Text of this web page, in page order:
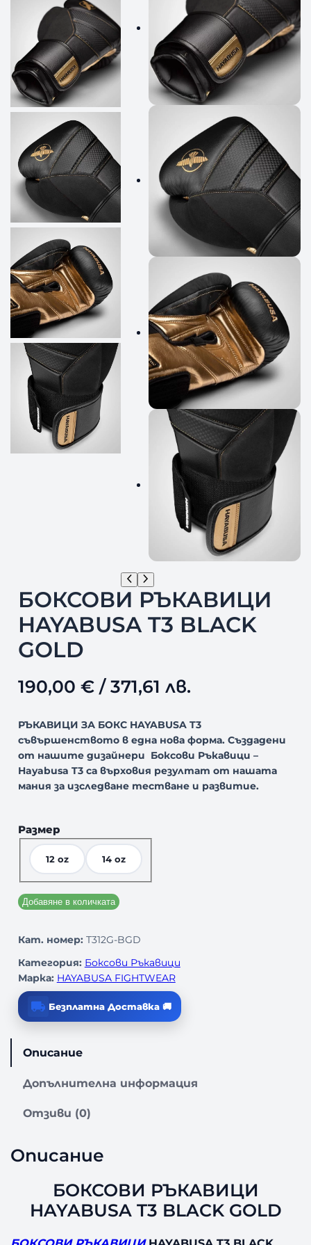
БОКСОВИ РЪКАВИЦИ
HAYABUSA T3 BLACK
GOLD
190,00 €/ 371,61 лв.
РЪКАВИЦИ ЗА БОКС HAYABUSA T3
съвършенството в една нова форма. Създадени
от нашите дизайнери Боксови Ръкавици –
Hayabusa T3 са върховия резултат от нашата
мания за изследване тестване и развитие.
Размер
12 oz 14 oz
Добавяне в количката
Кат. номер: T312G-BGD
Категория: Боксови Ръкавици
Марка: HAYABUSA FIGHTWEAR
Безплатна Доставка 🚚
Описание
Допълнителна информация
Отзиви (0)
Описание
БОКСОВИ РЪКАВИЦИ
HAYABUSA T3 BLACK GOLD